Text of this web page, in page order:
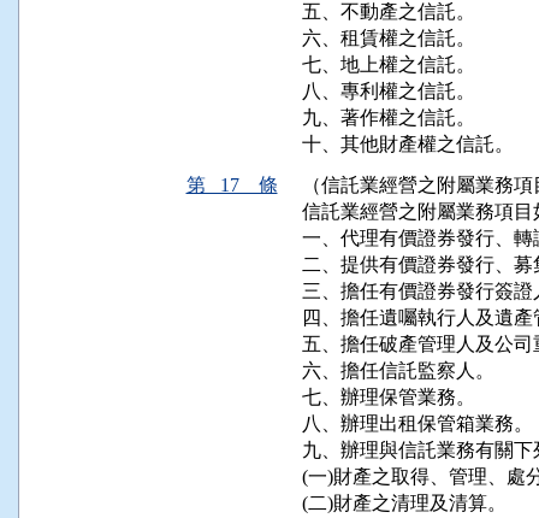
五、不動產之信託。
六、租賃權之信託。
七、地上權之信託。
八、專利權之信託。
九、著作權之信託。
十、其他財產權之信託。
第 17 條
（信託業經營之附屬業務項
信託業經營之附屬業務項目
一、代理有價證券發行、
二、提供有價證券發行、
三、擔任有價證券發行簽證
四、擔任遺囑執行人及遺產
五、擔任破產管理人及公
六、擔任信託監察人。
七、辦理保管業務。
八、辦理出租保管箱業務。
九、辦理與信託業務有關
(一)財產之取得、管理、處
(二)財產之清理及清算。